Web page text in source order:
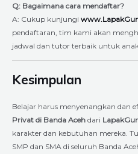
Q: Bagaimana cara mendaftar?
A: Cukup kunjungi
pendaftaran, tim kami akan
jadwal dan tutor terbaik untuk
Kesimpulan
Belajar harus menyenangkan dan
Privat di Banda Aceh dari
karakter dan kebutuhan mereka.
SMP dan SMA di seluruh Banda